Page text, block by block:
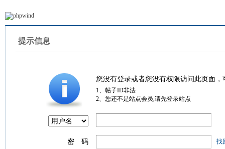
提示信息
您没有登录或者您没有权限访问此页面
1、帖子ID非法
2、您还不是站点会员,请先登录站点
密 码 找